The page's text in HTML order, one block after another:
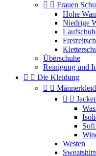
  Frauen
Hohe
Niedrige
Überschuhe
Reinigung und
  Die Kleidung
 
 
Westen